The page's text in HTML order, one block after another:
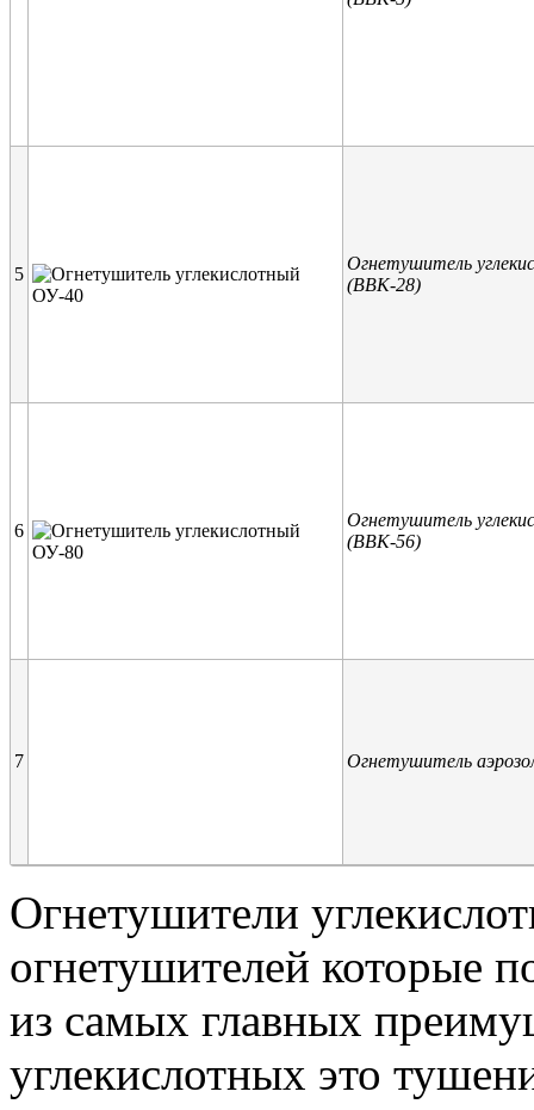
5
Огнетушитель
(ВВК-28)
6
Огнетушитель
(ВВК-56)
7 Огнетушитель
Огнетушители
огнетушителей которые
из самых главных
углекислотных это